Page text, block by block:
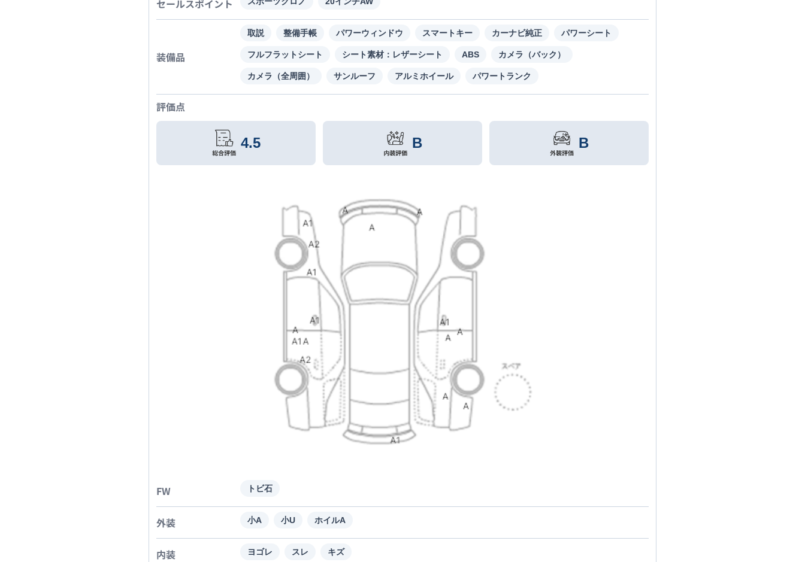
セールスポイント
装備品
取説 整備手帳 パワーウィンドウ スマートキー カーナビ純正 パワーシート
フルフラットシート シート素材：レザーシート ABS カメラ（バック）
カメラ（全周囲） サンルーフ アルミホイール パワートランク
評価点
4.5 B B
FW トビ石
外装 小A 小U ホイルA
内装 ヨゴレ スレ キズ